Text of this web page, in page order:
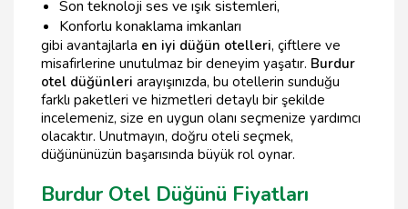
Son teknoloji ses ve ışık sistemleri,
Konforlu konaklama imkanları
gibi avantajlarla en iyi düğün otelleri, çiftlere ve
misafirlerine unutulmaz bir deneyim yaşatır. Burdur
otel düğünleri arayışınızda, bu otellerin sunduğu
farklı paketleri ve hizmetleri detaylı bir şekilde
incelemeniz, size en uygun olanı seçmenize yardımcı
olacaktır. Unutmayın, doğru oteli seçmek,
düğününüzün başarısında büyük rol oynar.
Burdur Otel Düğünü Fiyatları